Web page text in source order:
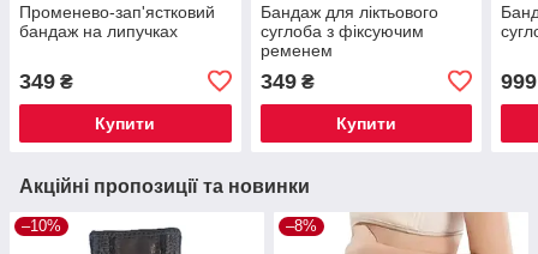
Променево-зап'ястковий
бандаж на липучках
349 ₴
Купити
Бандаж для ліктьового
суглоба з фіксуючим
ременем
349₴
Купити
999
Акційні пропозиції та новинки
–10% –8%